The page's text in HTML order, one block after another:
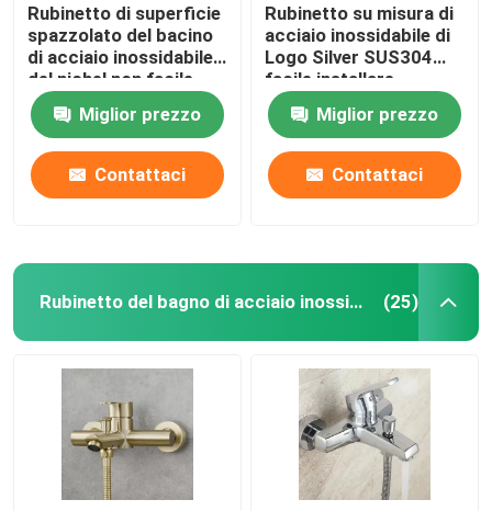
Rubinetto di superficie
spazzolato del bacino
di acciaio inossidabile
del nichel non facile
arrugginire per l'hotel
Miglior prezzo
Contattaci
Rubinetto su misura di
acciaio inossidabile di
Logo Silver SUS304
facile installare
Miglior prezzo
Contattaci
Rubinetto del bagno di acciaio inossidabile (25)